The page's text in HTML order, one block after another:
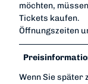
möchten,
Tickets kaufen.
Öffnungszeiten
Wenn Sie später